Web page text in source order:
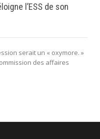
l’ESS de son
serait un « oxymore. »
des affaires